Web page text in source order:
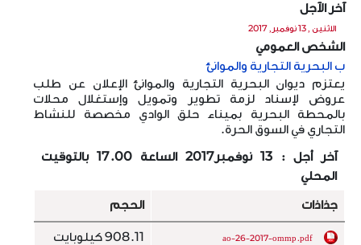
آخر الآجل
الاثنين , 13 نوفمبر, 2017
الشخص العمومي
ب البحرية التجارية والموانئ
يعتزم ديوان البحرية التجارية والموانئ الإعلان عن طلب
عروض لإسناد لزمة تطوير وتمويل وإستغلال محلات
بالمحطة البحرية بميناء حلق الوادي مخصصة للنشاط
التجاري في السوق الحرة.
آخر أجل : 13 نوفمبر2017 الساعة 17.00 بالتوقيت
المحلي
جذاذات الحجم
ao-26-2017-ommp.pdf 908.11 كيلوبايت